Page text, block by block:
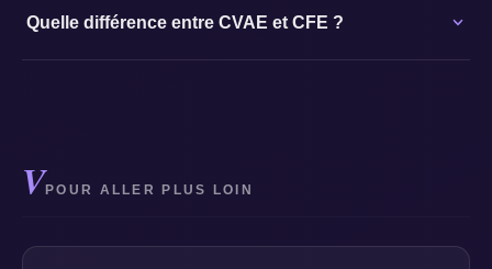
Quelle différence entre CVAE et CFE ?
VPOUR ALLER PLUS LOIN